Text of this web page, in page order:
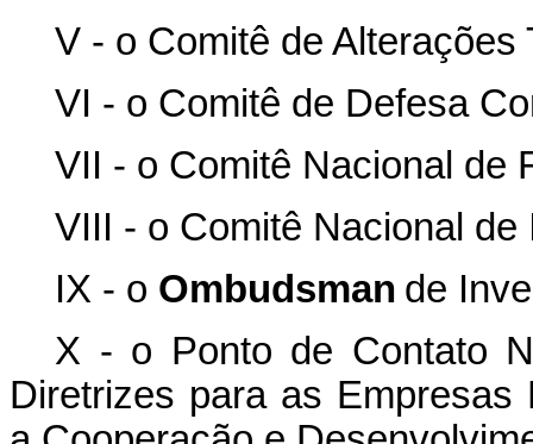
V - o Comitê de Alterações
VI - o Comitê de Defesa
VII - o Comitê Nacional de
VIII - o Comitê Nacional de
IX - o Ombudsman de
X - o Ponto de Contato
Diretrizes para as Empresas